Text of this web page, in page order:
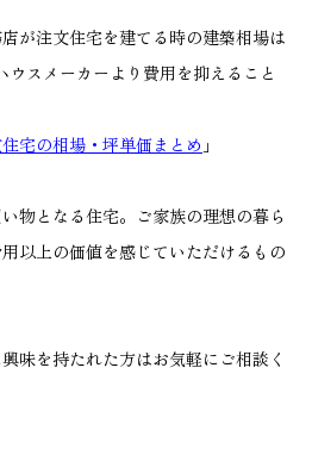
が注文住宅を建てる時の建築相場は
スメーカーより費用を抑えること
宅の相場・坪単価まとめ 」
物となる住宅。ご家族の理想の暮ら
以上の価値を感じていただけるもの
味を持たれた方はお気軽にご相談く